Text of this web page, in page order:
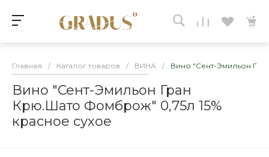
Главная / Каталог товаров / ВИНА / Вино "Сент-Эмильон
Вино "Сент-Эмильон Гран
Крю.Шато Фомброж" 0,75л 15%
красное сухое